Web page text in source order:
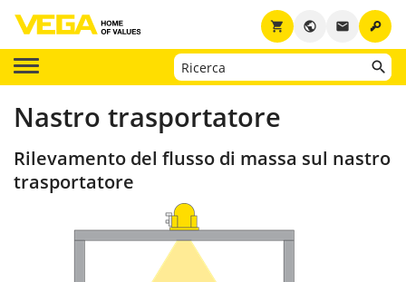
key
email
public
shopping_cart
Nastro trasportatore
Rilevamento del flusso di massa sul nastro
trasportatore